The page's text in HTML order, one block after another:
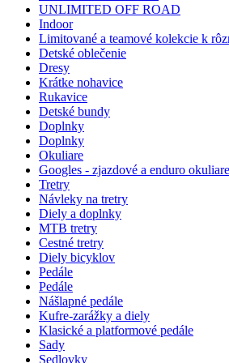
UNLIMITED OFF ROAD
Indoor
Limitované a teamové kolekcie k
Detské oblečenie
Dresy
Krátke nohavice
Rukavice
Detské bundy
Doplnky
Doplnky
Okuliare
Googles - zjazdové a enduro okuliare
Tretry
Návleky na tretry
Diely a doplnky
MTB tretry
Cestné tretry
Diely bicyklov
Pedále
Pedále
Nášlapné pedále
Kufre-zarážky a diely
Klasické a platformové pedále
Sady
Sedlovky